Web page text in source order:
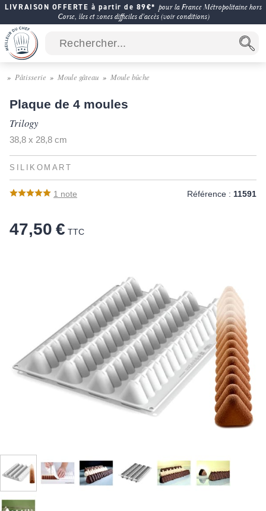
LIVRAISON OFFERTE à partir de 89€* pour la France Métropolitaine hors
Corse, îles et zones difficiles d'accès (voir conditions)
Pâtisserie Moule gâteau Moule bûche
Plaque de 4 moules
Trilogy
38,8 x 28,8 cm
SILIKOMART
1 note Référence : 11591
47,50 € TTC